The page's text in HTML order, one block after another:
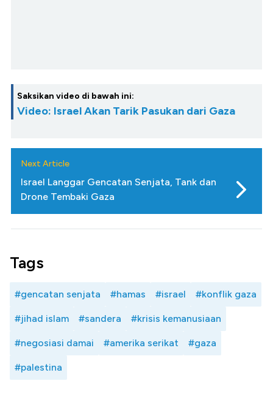
Saksikan video di bawah ini:
Video: Israel Akan Tarik Pasukan dari Gaza
Next Article
Israel Langgar Gencatan Senjata, Tank dan
Drone Tembaki Gaza
Tags
#gencatan senjata #hamas #israel #konflik gaza
#jihad islam #sandera #krisis kemanusiaan
#negosiasi damai #amerika serikat #gaza
#palestina